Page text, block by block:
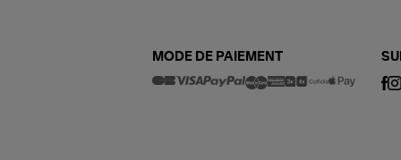
MODE DE PAIEMENT